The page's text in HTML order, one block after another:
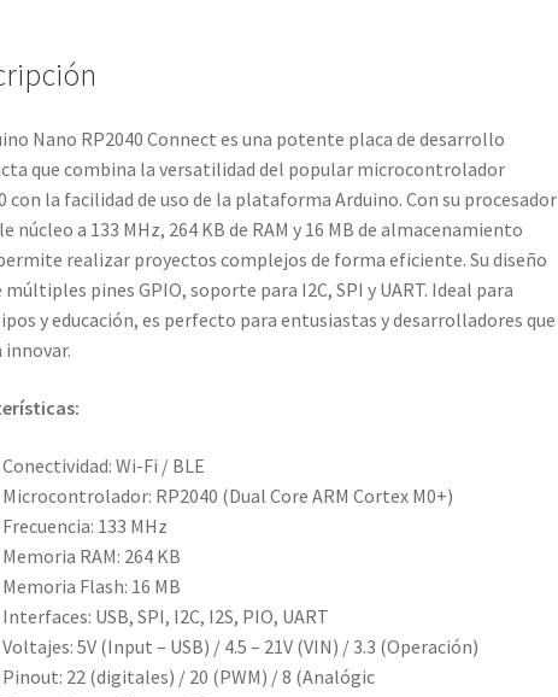
Nano RP2040 Connect es una potente placa de desarrollo
que combina la versatilidad del popular microcontrolador
con la facilidad de uso de la plataforma Arduino. Con su procesador
núcleo a 133 MHz, 264 KB de RAM y 16 MB de almacenamiento
realizar proyectos complejos de forma eficiente. Su diseño
múltiples pines GPIO, soporte para I2C, SPI y UART. Ideal para
y educación, es perfecto para entusiastas y desarrolladores que
innovar.
Conectividad: Wi-Fi / BLE
Microcontrolador: RP2040 (Dual Core ARM Cortex M0+)
Frecuencia: 133 MHz
Memoria RAM: 264 KB
Memoria Flash: 16 MB
Interfaces: USB, SPI, I2C, I2S, PIO, UART
Voltajes: 5V (Input – USB) / 4.5 – 21V (VIN) / 3.3 (Operación)
Pinout: 22 (digitales) / 20 (PWM) / 8 (Analógic